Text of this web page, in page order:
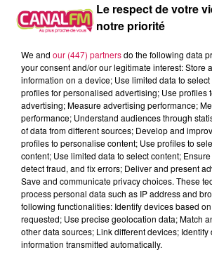
ZAZIE
Peu Importe
BRUNO MARS
I Just Might
LES ARTICLES LES PLUS
Le respect de votre
notre priorité
We and our (447) partnersdo the following data
your consent and/or our legitimate interest: Store
information on a device; Use limited data to
profiles for personalised advertising; Use profiles
advertising; Measure advertising performance;
performance; Understand audiences through
of data from different sources; Develop and
profiles to personalise content; Use profiles to
content; Use limited data to select content;
detect fraud, and fix errors; Deliver and present
Save and communicate privacy choices. These
process personal data such as IP address and
following functionalities: Identify devices based
requested; Use precise geolocation data; Match
other data sources; Link different devices;
information transmitted automatically.